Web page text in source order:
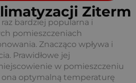
Ziterm
bardziej popularna i
pomieszczeniach
Znacząco wpływa i
Prawidłowe jej
w pomieszczeniu
ona optymalną temperaturę